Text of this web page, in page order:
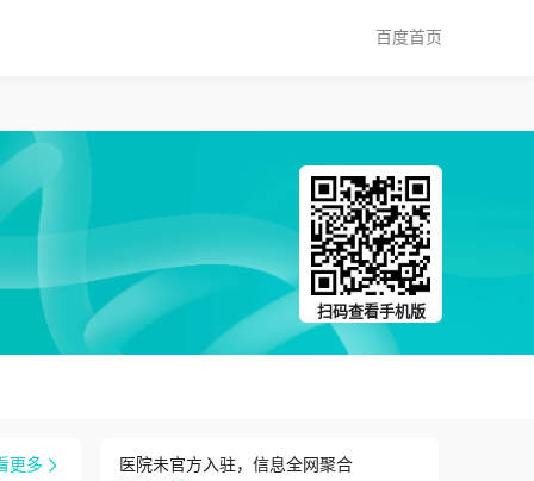
百度首页
扫码查看手机版
更多
医院未官方入驻，信息全网聚合